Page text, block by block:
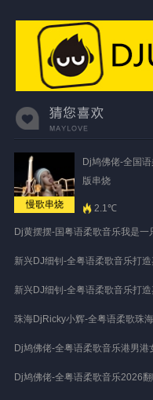
慢歌串烧
Dj鸠佛佬-全国
版串烧
2.1℃
Dj黄摆摆-国粤语柔歌音乐我是
新兴DJ细钊-全粤语柔歌音乐打
新兴DJ细钊-全粤语柔歌音乐打
珠海DjRicky小辉-全粤语柔歌珠
Dj鸠佛佬-全粤语柔歌音乐港男
Dj鸠佛佬-全粤语柔歌音乐2026